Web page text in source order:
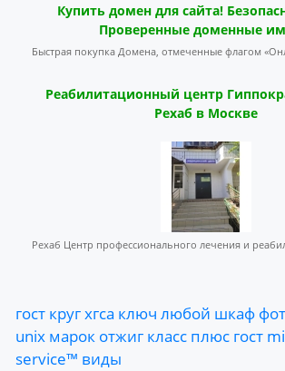
Купить домен для сайта!
Проверенные доменные
Быстрая покупка Домена, отмеченные флагом
Реабилитационный центр
Рехаб в Москве
Рехаб Центр профессионального лечения и
гост кругхгса ключ любой шкаф
unix марок отжиг класс плюс гост
service™ виды